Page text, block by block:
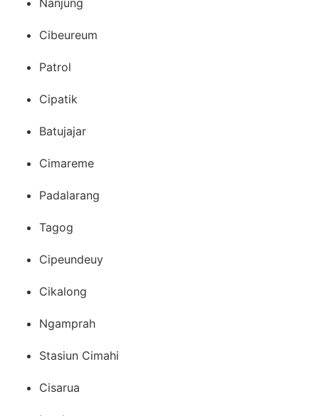
Cibeureum
Patrol
Cipatik
Batujajar
Cimareme
Padalarang
Tagog
Cipeundeuy
Cikalong
Ngamprah
Stasiun Cimahi
Cisarua